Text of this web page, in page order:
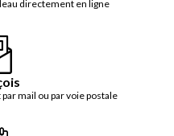
directement en ligne
mail ou par voie postale